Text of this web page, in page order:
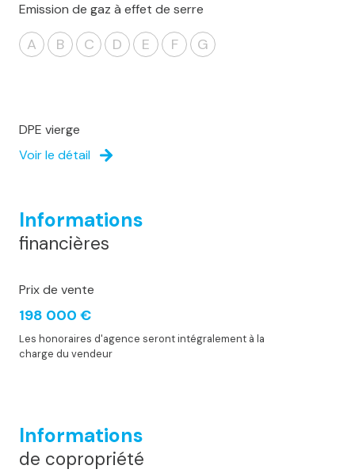
Emission de gaz à effet de serre
A B C D E F G
DPE vierge
Voir le détail
Informations
financières
Prix de vente
198 000 €
Les honoraires d'agence seront intégralement à la
charge du vendeur
Informations
de copropriété